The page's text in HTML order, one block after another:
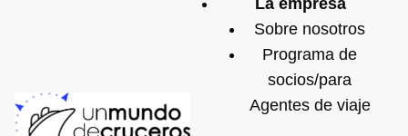
La empresa
Sobre nosotros
Programa de
socios/para
Agentes de viaje